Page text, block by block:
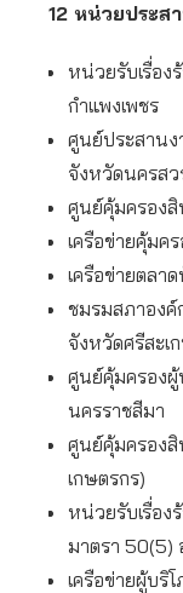
12 หน่วยประส
หน่วยรับเรื่อง
กำแพงเพชร
ศูนย์ประสาน
จังหวัดนครสว
ศูนย์คุ้มครอง
เครือข่ายคุ้มค
เครือข่ายตลา
ชมรมสภาองค์
จังหวัดศรีสะเ
ศูนย์คุ้มครอง
นครราชสีมา
ศูนย์คุ้มครองสิ
เกษตรกร)
หน่วยรับเรื่อง
มาตรา 50(5)
เครือข่ายผู้บริ